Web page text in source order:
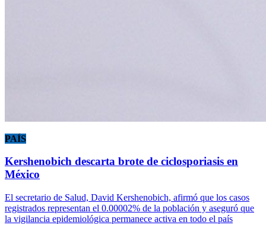
PAÍS
Kershenobich descarta brote de ciclosporiasis en
México
El secretario de Salud, David Kershenobich, afirmó que los casos
registrados representan el 0.00002% de la población y aseguró que
la vigilancia epidemiológica permanece activa en todo el país